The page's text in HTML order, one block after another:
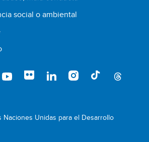
social o ambiental
Naciones Unidas para el Desarrollo